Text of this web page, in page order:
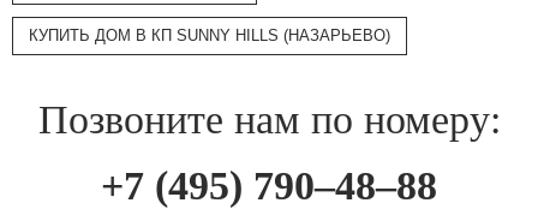
КУПИТЬ ДОМ В КП SUNNY HILLS (НАЗАРЬЕВО)
Позвоните нам по номеру:
+7 (495) 790–48–88